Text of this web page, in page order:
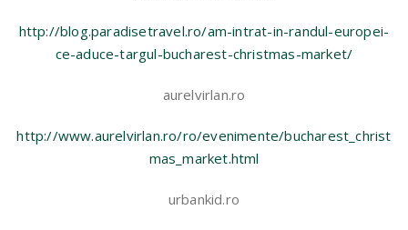
http://blog.paradisetravel.ro/am-intrat-in-randul-europei-
ce-aduce-targul-bucharest-christmas-market/
aurelvirlan.ro
http://www.aurelvirlan.ro/ro/evenimente/bucharest_christ
mas_market.html
urbankid.ro